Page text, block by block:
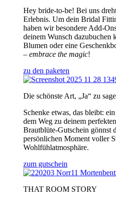
Hey bride-to-be! Bei uns
Erlebnis. Um dein Bridal
haben wir besondere Add-
deinem Wunsch dazubuchen
Blumen oder eine
– embrace the magic!
zu den paketen
Die schönste Art, „Ja“ zu
Schenke etwas, das bleibt:
dem Weg zu deinem
Brautblüte-Gutschein gönnst
persönlichen Moment voller
Wohlfühlatmosphäre.
zum gutschein
THAT ROOM STORY